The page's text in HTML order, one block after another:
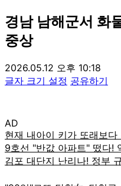
경남 남해군서 화
중상
2026.05.12 오후 10:18
글자 크기 설정 공유하기
AD